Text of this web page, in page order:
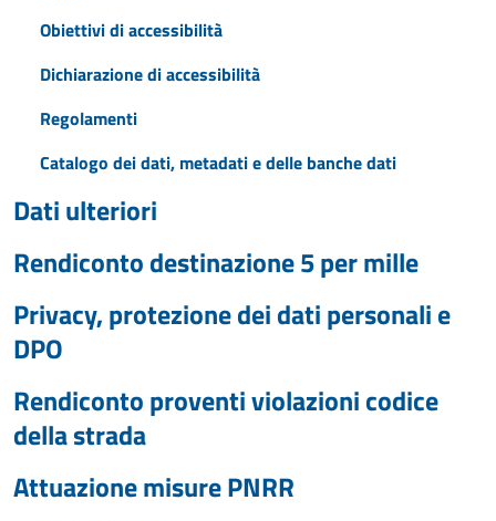
Obiettivi di accessibilità
Dichiarazione di accessibilità
Regolamenti
Catalogo dei dati, metadati e delle banche dati
Dati ulteriori
Rendiconto destinazione 5 per mille
Privacy, protezione dei dati personali e
DPO
Rendiconto proventi violazioni codice
della strada
Attuazione misure PNRR